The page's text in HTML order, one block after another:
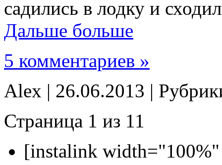
садились в лодку и
Дальше больше
5 комментариев »
Alex | 26.06.2013 |
Страница 1 из 11
[instalink